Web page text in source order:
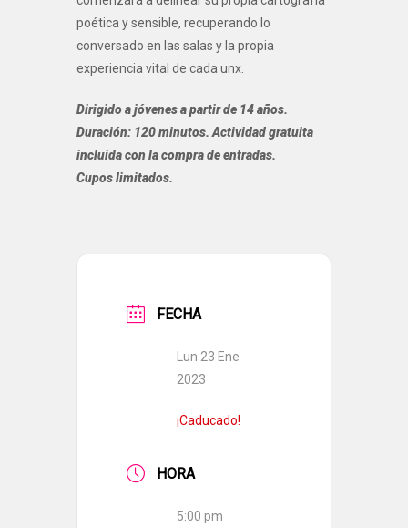
poética y sensible, recuperando lo
conversado en las salas y la propia
experiencia vital de cada unx.
Dirigido a jóvenes a partir de 14 años.
Duración: 120 minutos. Actividad gratuita
incluida con la compra de entradas.
Cupos limitados.
FECHA
Lun 23 Ene
2023
¡Caducado!
HORA
5:00 pm